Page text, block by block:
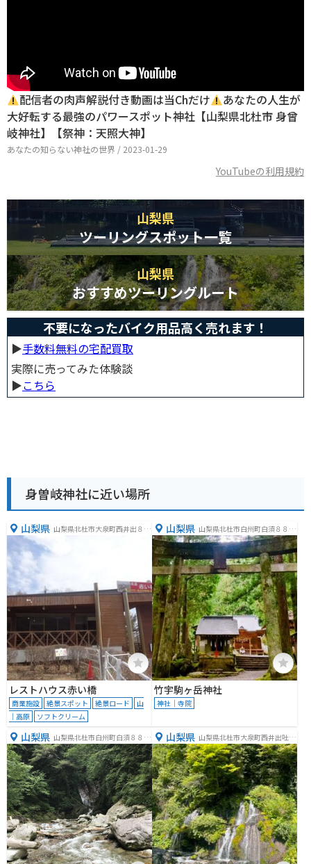
配信者の肉声解説付き動画は当Chだけ
あなたの人生が
大好転する最強のパワースポット神社【山梨県北杜市 身曾
岐神社】【祭神：天照大神】
あなたの知らない神社の世界 / 2023-01-29
YouTubeの利用規約
山梨県
ツーリングスポット一覧
山梨県
おすすめツーリングルート
不要になったバイク用品高く売れます！
▶︎手数料無料の宅配買取
実際に売ってみた体験談
▶︎こちら
身曽岐神社に近い場所
山梨県 山梨県北杜市大泉町西井出８２
レストハウス赤い橋
商業施設 絶景スポット 絶景ロード
山
｜高原
ソフトクリーム
山梨県 山梨県北杜市白州町白須８８８
４−１
竹宇駒ヶ岳神社
神社｜寺院
山梨県 山梨県北杜市白州町白須８８８
６
山梨県 山梨県北杜市大泉町西井出吐竜
の滝